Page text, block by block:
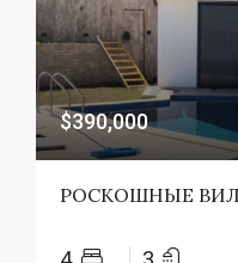
$390,000